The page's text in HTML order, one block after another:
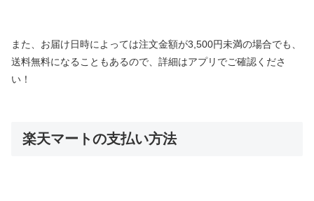
また、お届け日時によっては注文金額が3,500円未満の場合でも、
送料無料になることもあるので、詳細はアプリでご確認くださ
い！
楽天マートの支払い方法